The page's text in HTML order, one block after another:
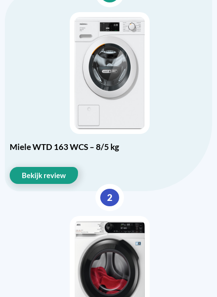
Miele WTD 163 WCS – 8/5 kg
Bekijk review
2